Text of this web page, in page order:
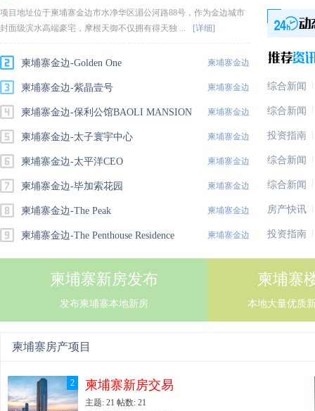
项目地址位于柬埔寨金边市水净华区湄公河路88号，作为金边城市
封面级滨水高端豪宅，摩根天御不仅拥有得天独 ...
[详细]
柬埔寨金边-Golden One 柬埔寨金边
柬埔寨金边-紫晶壹号 柬埔寨金边
柬埔寨金边-保利公馆BAOLI MANSION 柬埔寨金边
柬埔寨金边-太子寰宇中心 柬埔寨金边
柬埔寨金边-太平洋CEO 柬埔寨金边
柬埔寨金边-毕加索花园 柬埔寨金边
柬埔寨金边-The Peak 柬埔寨金边
柬埔寨金边-The Penthouse Residence 柬埔寨金边
综合新闻
综合新闻
投资指南
综合新闻
综合新闻
房产快讯
投资指南
柬埔寨新房发布
发布柬埔寨本地新房
柬埔寨
本地大量优质
柬埔寨房产项目
2 柬埔寨新房交易
主题: 21 帖数: 21